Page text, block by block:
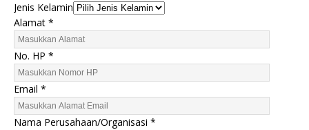
Jenis Kelamin
Alamat *
No. HP *
Email *
N
Nama Perusahaan/Organisasi *